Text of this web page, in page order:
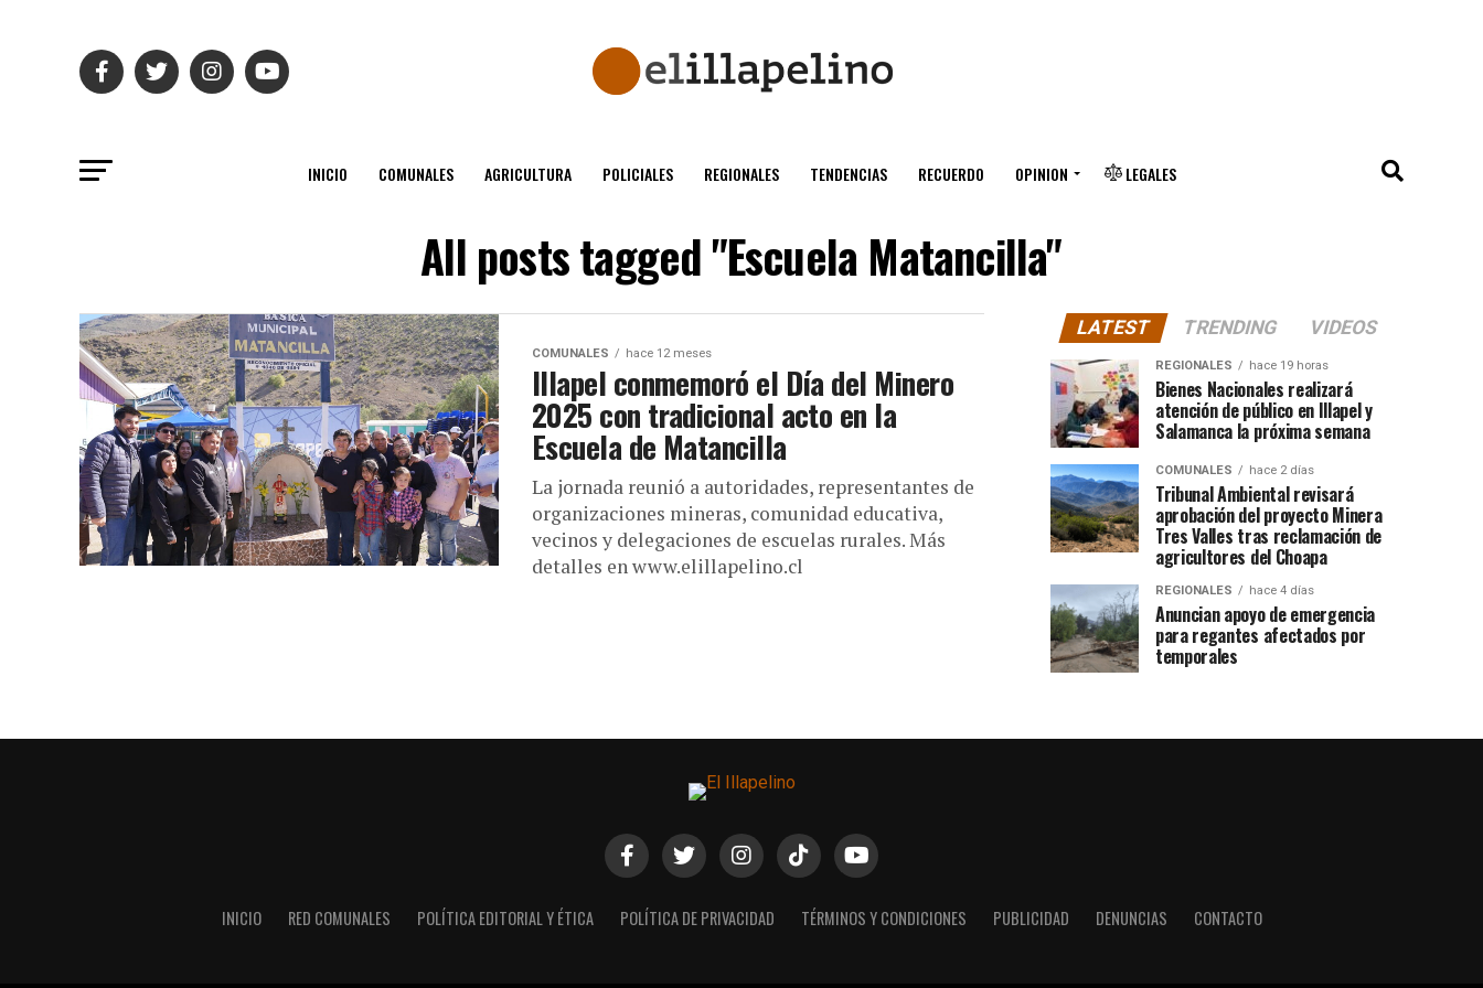
INICIO COMUNALES AGRICULTURA POLICIALES REGIONALES TENDENCIAS RECUERDO OPINION LEGALES
All posts tagged "Escuela Matancilla"
COMUNALES hace 12 meses
Illapel conmemoró el Día del Minero
2025 con tradicional acto en la
Escuela de Matancilla
La jornada reunió a autoridades, representantes de
organizaciones mineras, comunidad educativa,
vecinos y delegaciones de escuelas rurales. Más
detalles en www.elillapelino.cl
LATEST TRENDING VIDEOS
REGIONALES hace 19 horas
Bienes Nacionales realizará
atención de público en Illapel y
Salamanca la próxima semana
COMUNALES hace 2 días
Tribunal Ambiental revisará
aprobación del proyecto Minera
Tres Valles tras reclamación de
agricultores del Choapa
REGIONALES hace 4 días
Anuncian apoyo de emergencia
para regantes afectados por
temporales
INICIO RED COMUNALES POLÍTICA EDITORIAL Y ÉTICA POLÍTICA DE PRIVACIDAD TÉRMINOS Y CONDICIONES PUBLICIDAD DENUNCIAS CONTACTO